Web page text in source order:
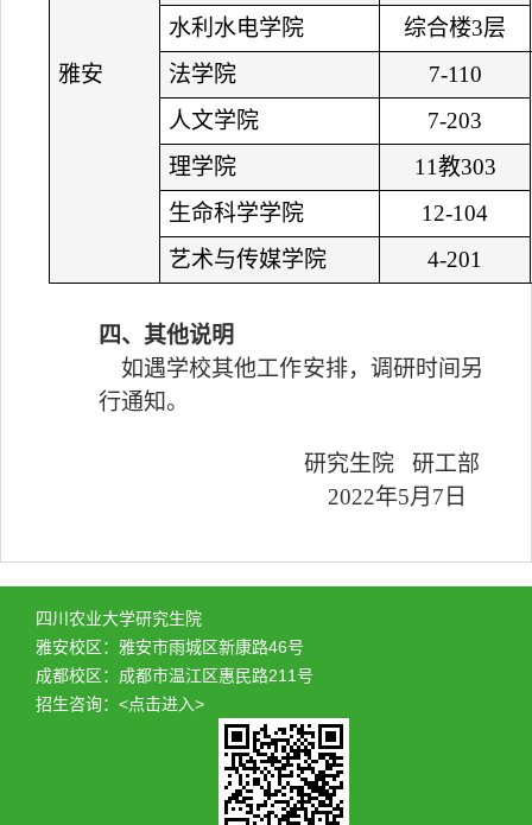
雅安
水利水电学院
综合楼3层
法学院
7-110
人文学院
7-203
理学院
11教303
生命科学学院
12-104
艺术与传媒学院
4-201
四、其他说明
如遇学校其他工作安排，调研时间另
行通知。
研究生院
研工部
2022年5月7日
四川农业大学研究生院
雅安校区：雅安市雨城区新康路46号
成都校区：成都市温江区惠民路211号
招生咨询： <点击进入>